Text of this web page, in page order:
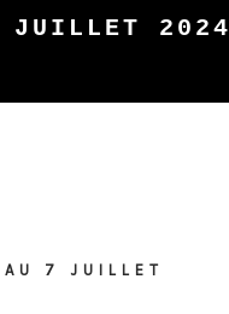
JUILLET 2024
AU 7 JUILLET